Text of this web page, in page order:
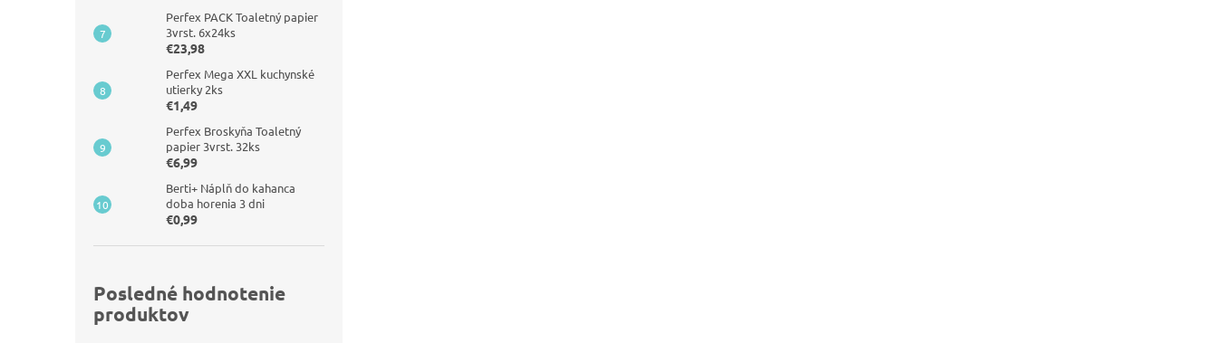
Perfex PACK Toaletný papier
3vrst. 6x24ks
€23,98
Perfex Mega XXL kuchynské
utierky 2ks
€1,49
Perfex Broskyňa Toaletný
papier 3vrst. 32ks
€6,99
Berti+ Náplň do kahanca
doba horenia 3 dni
€0,99
Posledné hodnotenie
produktov